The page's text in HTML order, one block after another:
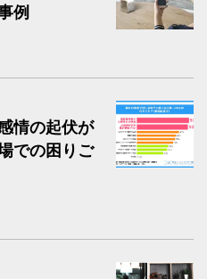
例
情の起伏が
での困りご